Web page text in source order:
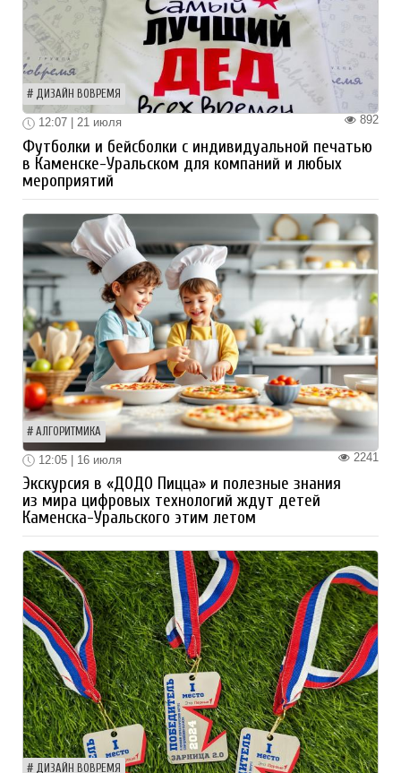
ДИЗАЙН ВОВРЕМЯ
892
12:07 | 21 июля
Футболки и бейсболки с индивидуальной печатью
в Каменске-Уральском для компаний и любых
мероприятий
АЛГОРИТМИКА
2241
12:05 | 16 июля
Экскурсия в «ДОДО Пицца» и полезные знания
из мира цифровых технологий ждут детей
Каменска-Уральского этим летом
ДИЗАЙН ВОВРЕМЯ